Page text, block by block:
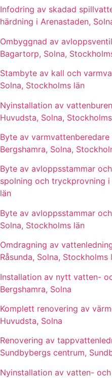
Infodring av skadad
härdning i Arenastaden,
Ombyggnad av
Bagartorp, Solna,
Stambyte av kall och
Solna, Stockholms län
Nyinstallation av
Huvudsta, Solna,
Byte av
Bergshamra, Solna,
Byte av avloppsstammar
spolning och tryckprovning i
län
Byte av avloppsstammar
Solna, Stockholms län
Omdragning av
Råsunda, Solna, Stockholms
Installation av nytt vatten-
Bergshamra, Solna
Komplett renovering av
Huvudsta, Solna
Renovering av
Sundbybergs centrum,
Nyinstallation av vatten-